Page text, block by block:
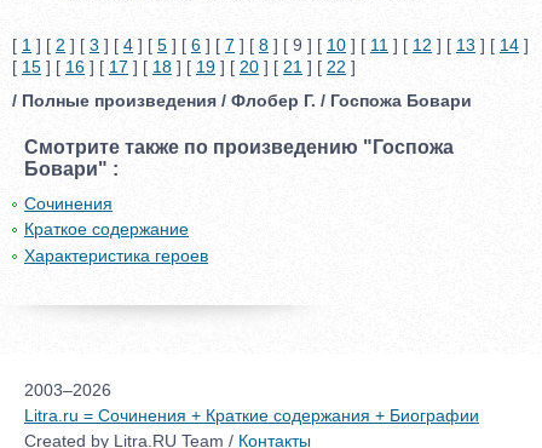
[ 1 ] [ 2 ] [ 3 ] [ 4 ] [ 5 ] [ 6 ] [ 7 ] [ 8 ] [ 9 ] [ 10 ] [ 11 ] [ 12 ] [ 13 ] [ 14 ]
[ 15 ] [ 16 ] [ 17 ] [ 18 ] [ 19 ] [ 20 ] [ 21 ] [ 22 ]
/ Полные произведения / Флобер Г. / Госпожа Бовари
Смотрите также по произведению "Госпожа
Бовари" :
Сочинения
Краткое содержание
Характеристика героев
2003–2026
Litra.ru = Сочинения + Краткие содержания + Биографии
Created by Litra.RU Team / Контакты